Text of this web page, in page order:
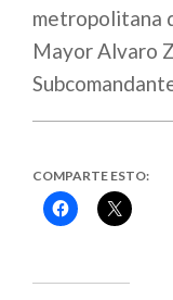
metropolitana
Mayor Alvaro
COMPARTE ESTO:
Haz
clic
(Se
Haz
clic
(Se